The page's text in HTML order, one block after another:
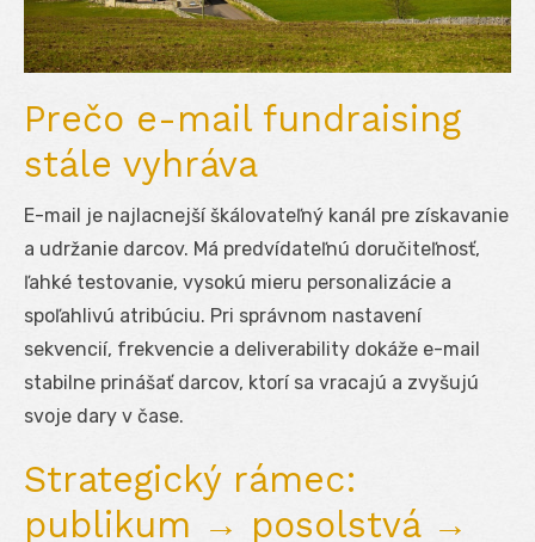
Prečo e-mail fundraising
stále vyhráva
E-mail je najlacnejší škálovateľný kanál pre získavanie
a udržanie darcov. Má predvídateľnú doručiteľnosť,
ľahké testovanie, vysokú mieru personalizácie a
spoľahlivú atribúciu. Pri správnom nastavení
sekvencií, frekvencie a deliverability dokáže e-mail
stabilne prinášať darcov, ktorí sa vracajú a zvyšujú
svoje dary v čase.
Strategický rámec:
publikum → posolstvá →